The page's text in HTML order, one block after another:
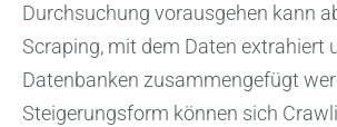
Durchsuchung vorausgehen kann
Scraping, mit dem Daten extrahiert
Datenbanken zusammengefügt
Steigerungsform können sich